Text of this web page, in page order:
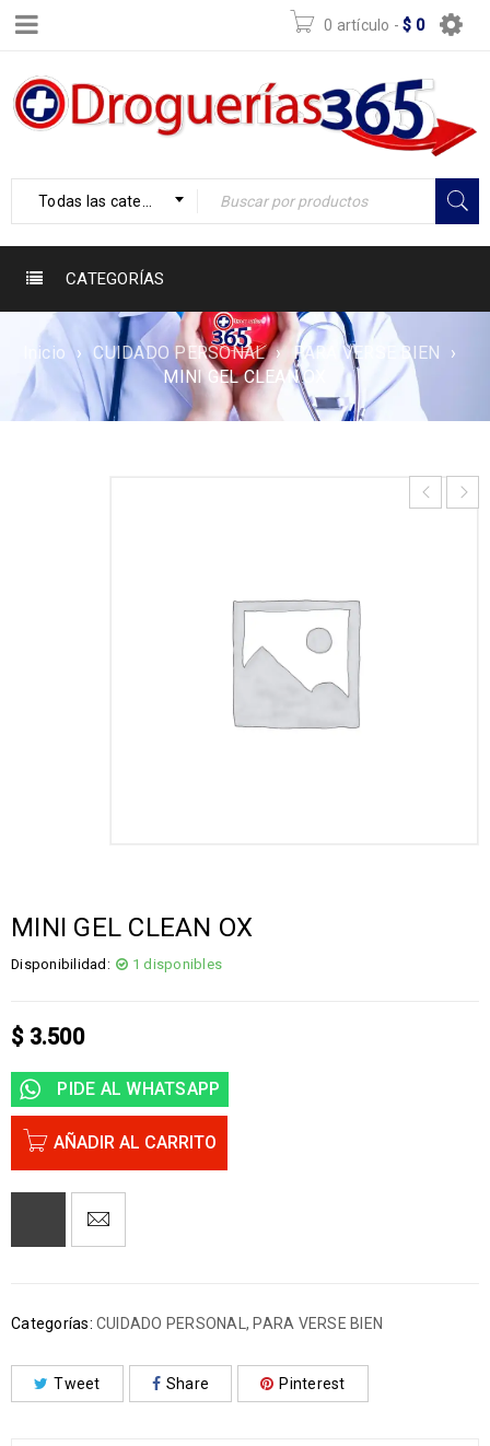
0 artículo - $ 0
Todas las categorías
CATEGORÍAS
Inicio › CUIDADO PERSONAL › PARA VERSE BIEN
›
MINI GEL CLEAN OX
MINI GEL CLEAN OX
Disponibilidad: 1 disponibles
$3.500
PIDE AL WHATSAPP
AÑADIR AL CARRITO
Categorías: CUIDADO PERSONAL , PARA VERSE BIEN
Tweet Share Pinterest